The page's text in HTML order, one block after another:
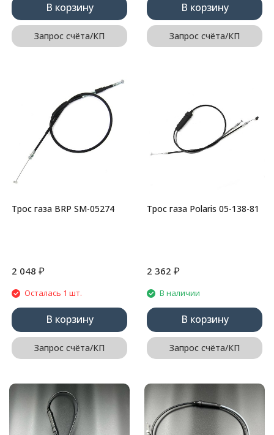
В корзину
Запрос счёта/КП
В корзину
Запрос счёта/КП
Трос газа BRP SM-05274
2 048 ₽
Осталась 1 шт.
В корзину
Запрос счёта/КП
Трос газа Polaris 05-138-81
2 362 ₽
В наличии
В корзину
Запрос счёта/КП